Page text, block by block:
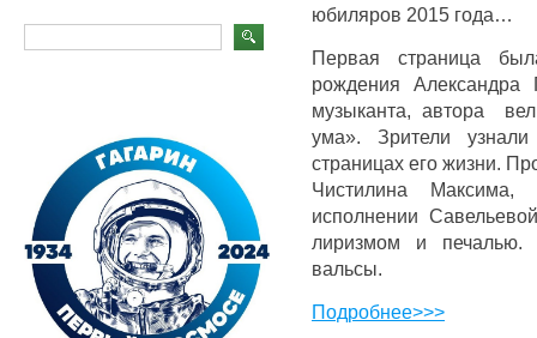
юбиляров 2015 года…
Первая страница
рождения
музыканта, автора
ума». Зрители
страницах его жизни.
Чистилина
исполнении
лиризмом и печалью.
вальсы.
Подробнее>>>